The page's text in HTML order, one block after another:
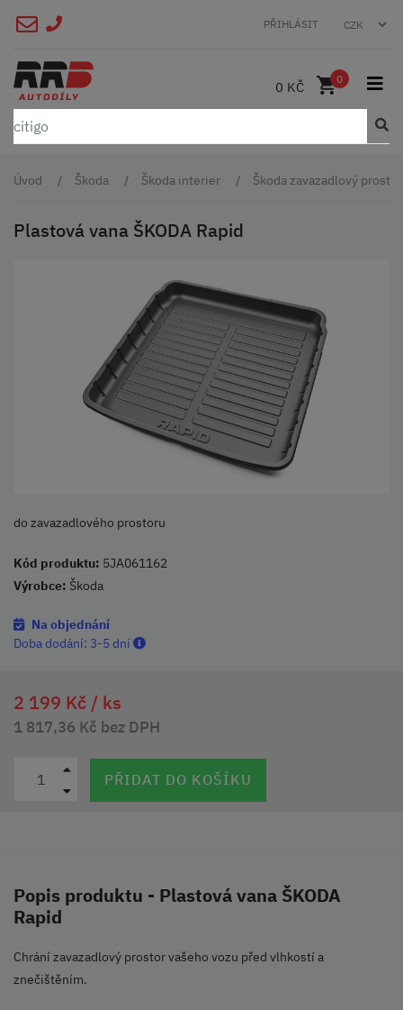
PŘIHLÁSIT
0 KČ 0
Úvod Škoda Škoda interier Škoda zavazadlový
Plastová vana ŠKODA Rapid
do zavazadlového prostoru
Kód produktu: 5JA061162
Výrobce: Škoda
Na objednání
Doba dodání: 3-5 dní
2 199 Kč / ks
1 817,36 Kč bez DPH
PŘIDAT DO KOŠÍKU
Popis produktu - Plastová vana ŠKODA
Rapid
Chrání zavazadlový prostor vašeho vozu před vlhkostí a
znečištěním.